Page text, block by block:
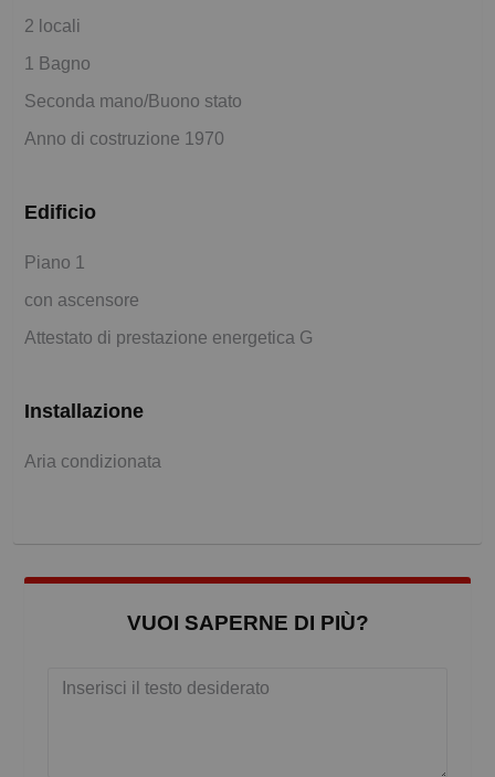
2 locali
1 Bagno
Seconda mano/Buono stato
Anno di costruzione 1970
Edificio
Piano 1
con ascensore
Attestato di prestazione energetica G
Installazione
Aria condizionata
VUOI SAPERNE DI PIÙ?